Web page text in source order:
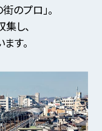
のプロ」。
し、
す。